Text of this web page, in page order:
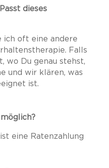
dieses
ich oft eine andere
Falls
wo Du genau stehst,
und wir klären, was
ist.
eine Ratenzahlung